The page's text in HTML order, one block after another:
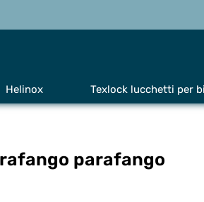
Helinox Texlock lucchetti per
parafango